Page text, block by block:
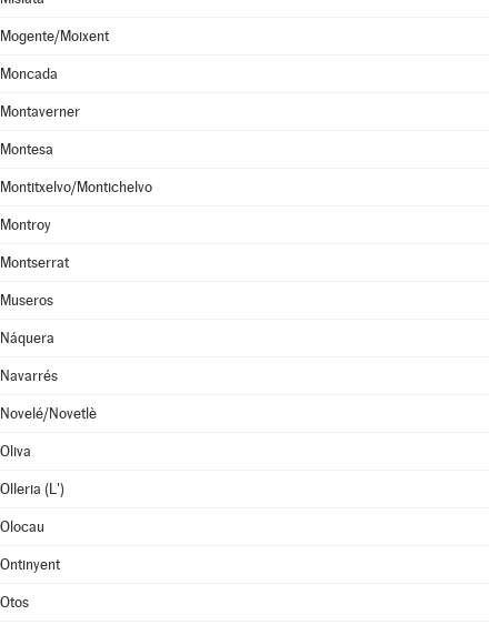
Mogente/Moixent
Moncada
Montaverner
Montesa
Montitxelvo/Montichelvo
Montroy
Montserrat
Museros
Náquera
Navarrés
Novelé/Novetlè
Oliva
Olleria (L')
Olocau
Ontinyent
Otos